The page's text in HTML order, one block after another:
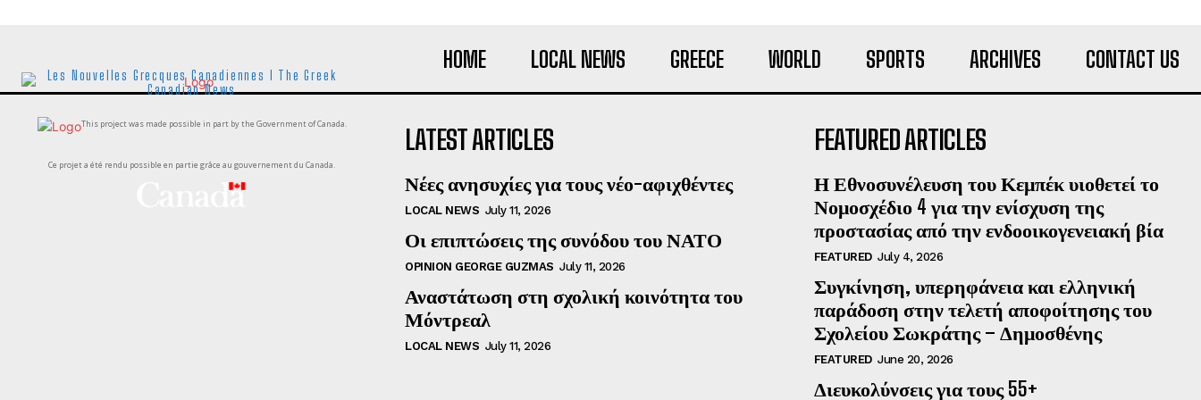
HOME LOCAL NEWS GREECE WORLD SPORTS ARCHIVES CONTACT US
Les Nouvelles Grecques Canadiennes I The Greek
Canadian News
This project was made possible in part by the Government of Canada.
Ce projet a été rendu possible en partie grâce au gouvernement du Canada.
LATEST ARTICLES
Νέες ανησυχίες για τους νέο-αφιχθέντες
LOCAL NEWS July 11, 2026
Οι επιπτώσεις της συνόδου του ΝΑΤΟ
OPINION GEORGE GUZMAS July 11, 2026
Αναστάτωση στη σχολική κοινότητα του
Μόντρεαλ
LOCAL NEWS July 11, 2026
FEATURED ARTICLES
Η Εθνοσυνέλευση του Κεμπέκ υιοθετεί το
Νομοσχέδιο 4 για την ενίσχυση της
προστασίας από την ενδοοικογενειακή βία
FEATURED July 4, 2026
Συγκίνηση, υπερηφάνεια και ελληνική
παράδοση στην τελετή αποφοίτησης του
Σχολείου Σωκράτης – Δημοσθένης
FEATURED June 20, 2026
Διευκολύνσεις για τους 55+